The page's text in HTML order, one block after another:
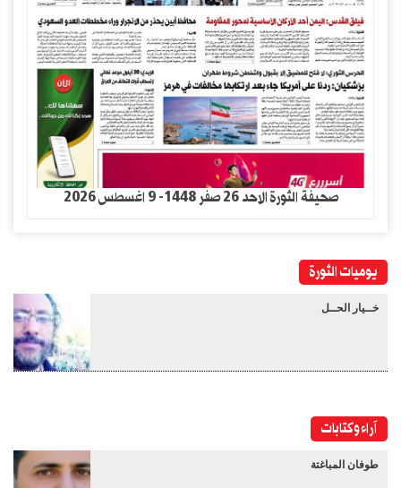
صحيفة الثورة الاحد 26 صفر 1448- 9 اغسطس 2026
يوميات الثورة
خــيار الحــل
آراء وكتابات
طوفان المباغتة